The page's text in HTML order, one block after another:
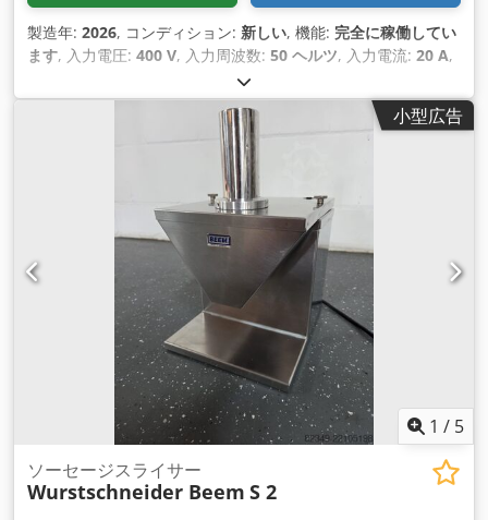
製造年: 2026, コンディション: 新しい, 機能: 完全に稼働してい
ます, 入力電圧: 400 V, 入力周波数: 50 ヘルツ, 入力電流: 20 A,
09/2027
／車両番号:2026,
小型広告
1 / 5
ソーセージスライサー
Wurstschneider Beem S 2